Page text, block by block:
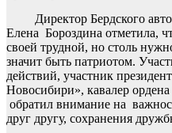
Директор Бердского
Елена Бороздина отметила,
своей трудной, но столь
значит быть патриотом.
действий, участник
Новосибири», кавалер
обратил внимание на
друг другу, сохранения